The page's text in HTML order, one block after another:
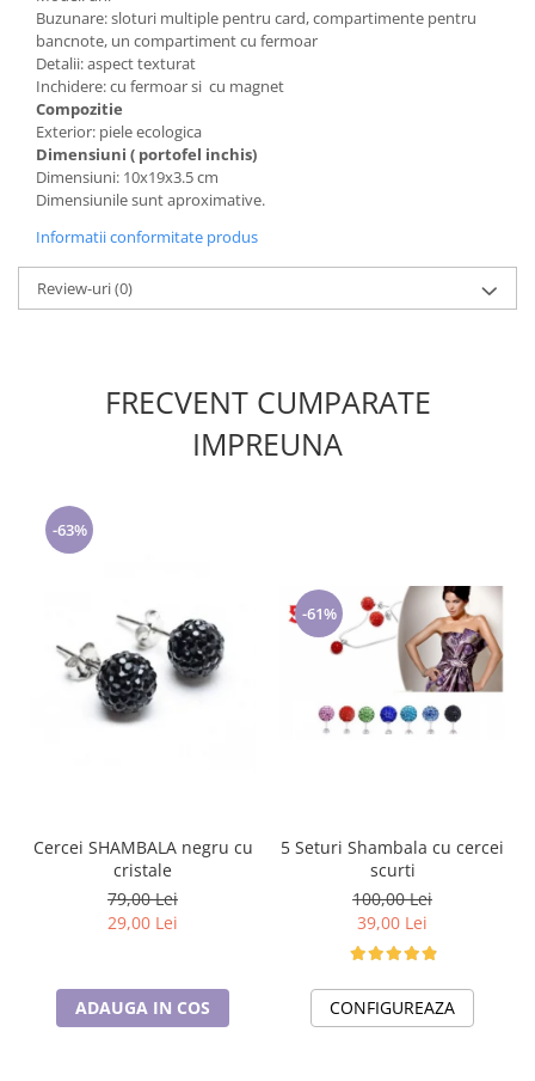
Buzunare: sloturi multiple pentru card, compartimente pentru
bancnote, un compartiment cu fermoar
Detalii: aspect texturat
Inchidere: cu fermoar si cu magnet
Compozitie
Exterior: piele ecologica
Dimensiuni ( portofel inchis)
Dimensiuni: 10x19x3.5 cm
Dimensiunile sunt aproximative.
Informatii conformitate produs
Review-uri(0)
FRECVENT CUMPARATE
IMPREUNA
-63%
Cercei SHAMBALA negru cu
cristale
79,00 Lei
29,00 Lei
ADAUGA IN COS
-61%
5 Seturi Shambala cu cercei
scurti
100,00 Lei
39,00 Lei
CONFIGUREAZA